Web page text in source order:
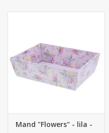
Mand "Flowers" - lila -